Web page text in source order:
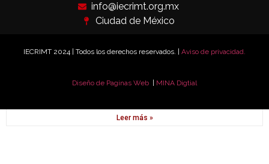
Leer más »
info@iecrimt.org.mx
Ciudad de México
IECRIMT 2024 | Todos los derechos reservados. | Aviso de privacidad.
Diseño de Paginas Web MINA Digtial